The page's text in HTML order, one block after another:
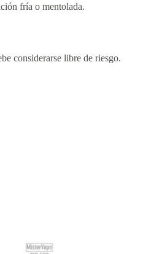
fría o mentolada.
considerarse libre de riesgo.